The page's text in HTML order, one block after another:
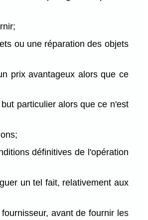
ou une réparation des objets
prix avantageux alors que ce
particulier alors que ce n'est
définitives de l'opération
un tel fait, relativement aux
avant de fournir les